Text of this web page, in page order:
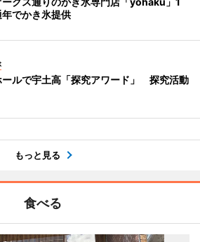
でかき氷提供
ールで宇土高「探究アワード」 探究活動
もっと見る
食べる